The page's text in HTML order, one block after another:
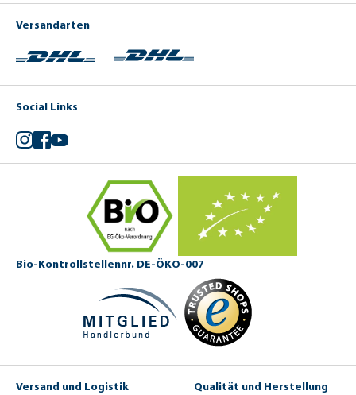
Versandarten
Social Links
Instagram
Facebook
YouTube
Bio-Kontrollstellennr. DE-ÖKO-007
Versand und Logistik Qualität und Herstellung